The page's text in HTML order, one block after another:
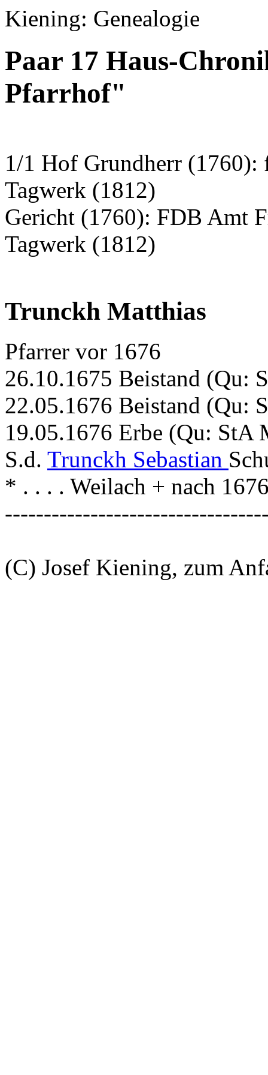
Kiening: Genealogie
Paar 17 Haus-
Pfarrhof"
1/1 Hof Grundherr (1760):
Tagwerk (1812)
Gericht (1760): FDB Amt
Tagwerk (1812)
Trunckh Matthias
Pfarrer vor 1676
26.10.1675 Beistand (Qu:
22.05.1676 Beistand (Qu:
19.05.1676 Erbe (Qu:
S.d. Trunckh Sebastian
* . . . . Weilach + nach
(C) Josef Kiening, zum